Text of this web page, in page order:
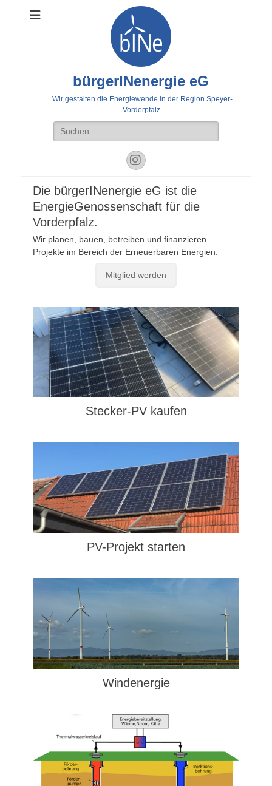
bürgerINenergie eG
Wir gestalten die Energiewende in der Region Speyer-
Vorderpfalz.
Suche
nach:
Instagram
Die bürgerINenergie eG ist die
EnergieGenossenschaft für die
Vorderpfalz.
Wir planen, bauen, betreiben und finanzieren
Projekte im Bereich der Erneuerbaren Energien.
Mitglied werden
Stecker-PV kaufen
PV-Projekt starten
Windenergie